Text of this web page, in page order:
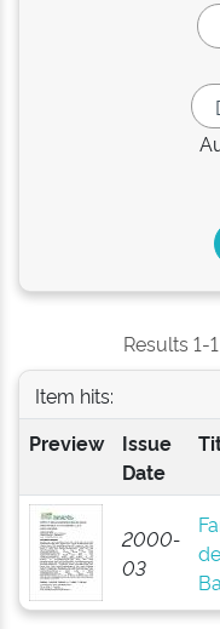
Results 1-
Item hits:
Preview
Issue
Date
2000-
03